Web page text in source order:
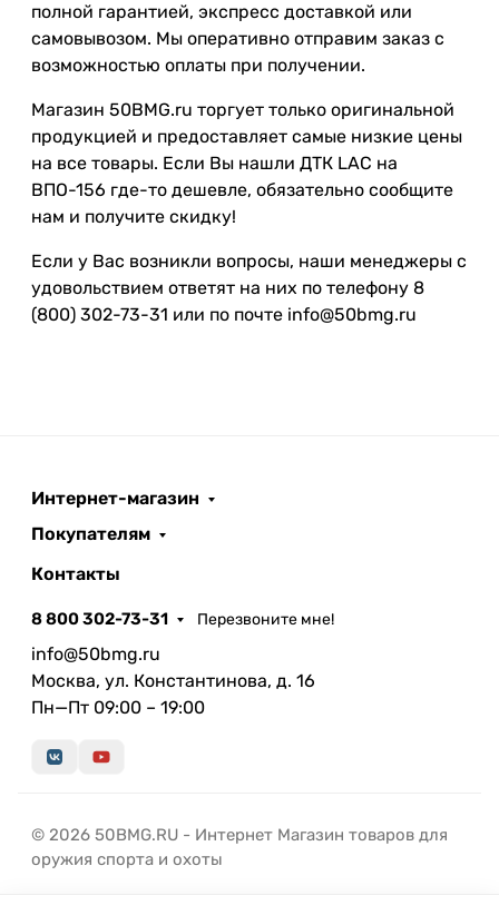
полной гарантией, экспресс доставкой или
самовывозом. Мы оперативно отправим заказ с
возможностью оплаты при получении.
Магазин 50BMG.ru торгует только оригинальной
продукцией и предоставляет самые низкие цены
на все товары. Если Вы нашли ДТК LAC на
ВПО-156 где-то дешевле, обязательно сообщите
нам и получите скидку!
Если у Вас возникли вопросы, наши менеджеры с
удовольствием ответят на них по телефону 8
(800) 302-73-31 или по почте info@50bmg.ru
Интернет-магазин
Покупателям
Контакты
8 800 302-73-31 Перезвоните мне!
info@50bmg.ru
Москва, ул. Константинова, д. 16
Пн—Пт 09:00 – 19:00
© 2026 50BMG.RU - Интернет Магазин товаров для
оружия спорта и охоты